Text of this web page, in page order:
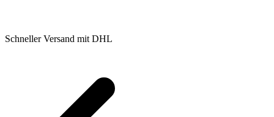
Schneller Versand mit DHL